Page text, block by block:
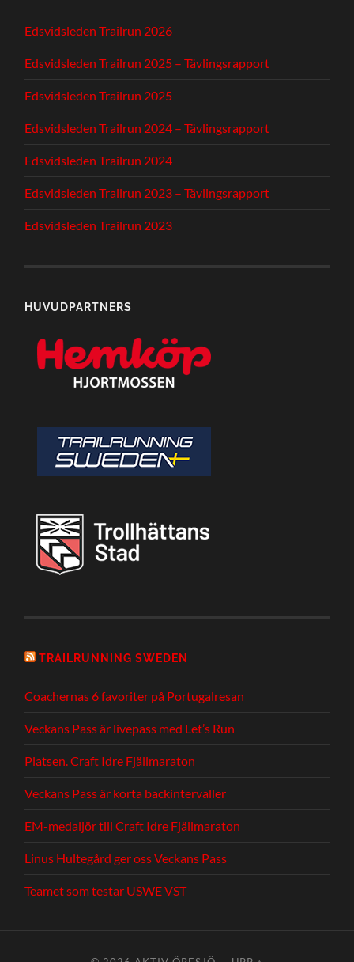
Edsvidsleden Trailrun 2026
Edsvidsleden Trailrun 2025 – Tävlingsrapport
Edsvidsleden Trailrun 2025
Edsvidsleden Trailrun 2024 – Tävlingsrapport
Edsvidsleden Trailrun 2024
Edsvidsleden Trailrun 2023 – Tävlingsrapport
Edsvidsleden Trailrun 2023
HUVUDPARTNERS
TRAILRUNNING SWEDEN
Coachernas 6 favoriter på Portugalresan
Veckans Pass är livepass med Let’s Run
Platsen. Craft Idre Fjällmaraton
Veckans Pass är korta backintervaller
EM-medaljör till Craft Idre Fjällmaraton
Linus Hultegård ger oss Veckans Pass
Teamet som testar USWE VST